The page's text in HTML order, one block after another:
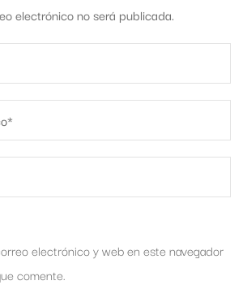
electrónico no será publicada.
electrónico y web en este navegador
comente.